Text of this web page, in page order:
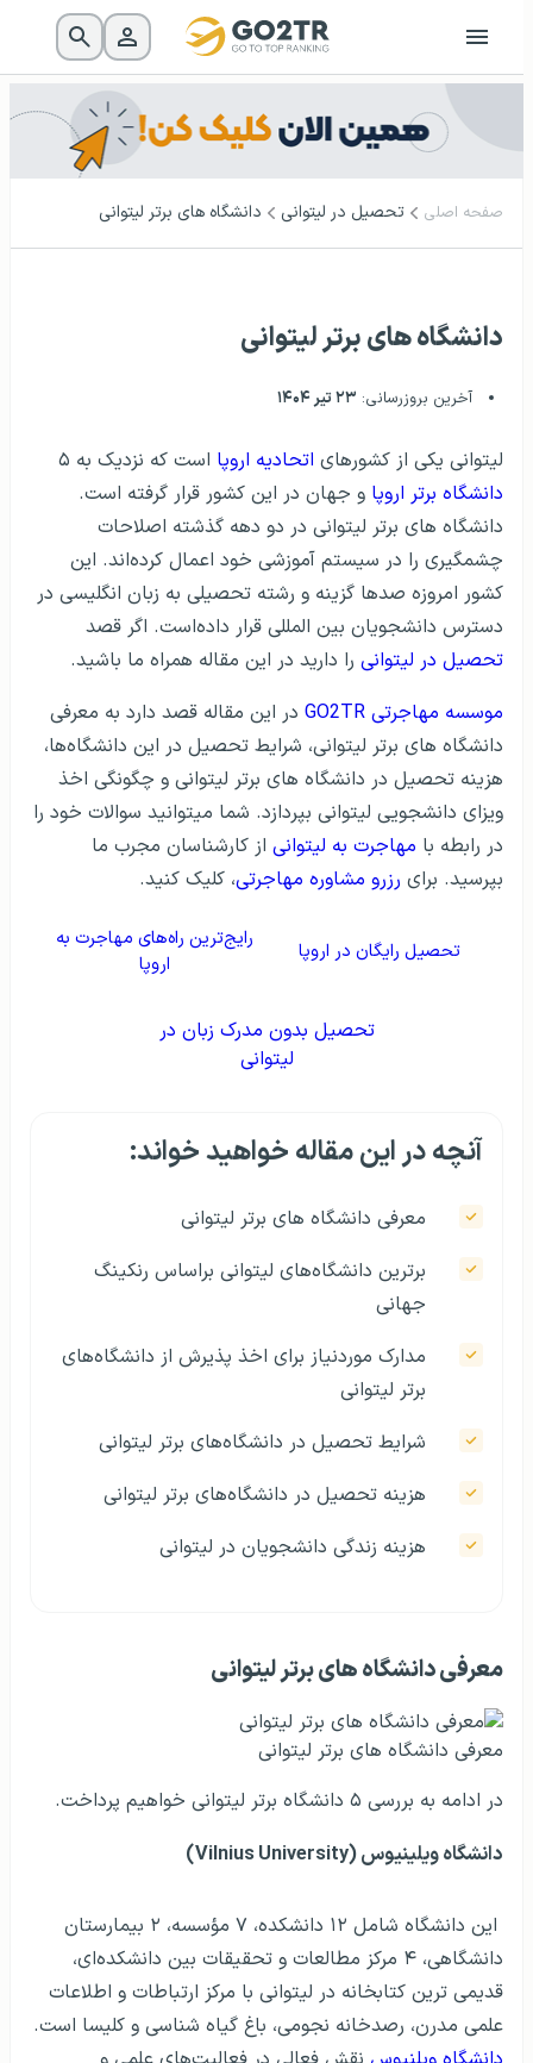
صفحه اصلی تحصیل در لیتوانی دانشگاه های برتر لیتوانی
دانشگاه های برتر لیتوانی
آخرین بروزرسانی: ۲۳ تیر ۱۴۰۴
لیتوانی یکی از کشورهای اتحادیه اروپا است که نزدیک به ۵
دانشگاه برتر اروپا و جهان در این کشور قرار گرفته است.
دانشگاه های برتر لیتوانی در دو دهه گذشته اصلاحات
چشمگیری را در سیستم آموزشی خود اعمال کرده‌اند. این
کشور امروزه صدها گزینه و رشته تحصیلی به زبان انگلیسی در
دسترس دانشجویان بین المللی قرار داده‌است. اگر قصد
تحصیل در لیتوانی را دارید در این مقاله همراه ما باشید.
موسسه مهاجرتی GO2TR
در این مقاله قصد دارد به معرفی
دانشگاه های برتر لیتوانی، شرایط تحصیل در این دانشگاه‌ها،
هزینه تحصیل در دانشگاه‌ های برتر لیتوانی و چگونگی اخذ
ویزای دانشجویی لیتوانی بپردازد. شما میتوانید سوالات خود را
در رابطه با مهاجرت به لیتوانی از کارشناسان مجرب ما
بپرسید. برای رزرو مشاوره مهاجرتی، کلیک کنید.
تحصیل رایگان در اروپا
رایج‌ترین راه‌های مهاجرت به
اروپا
تحصیل بدون مدرک زبان در
لیتوانی
آنچه در این مقاله خواهید خواند:
معرفی دانشگاه های برتر لیتوانی
برترین دانشگاه‌های لیتوانی براساس رنکینگ
جهانی
مدارک موردنیاز برای اخذ پذیرش از دانشگاه‌های
برتر لیتوانی
شرایط تحصیل در دانشگاه‌های برتر لیتوانی
هزینه تحصیل در دانشگاه‌های برتر لیتوانی
هزینه زندگی دانشجویان در لیتوانی
معرفی دانشگاه های برتر لیتوانی
معرفی دانشگاه های برتر لیتوانی
در ادامه به بررسی ۵ دانشگاه برتر لیتوانی خواهیم پرداخت.
دانشگاه ویلینیوس (Vilnius University)
این دانشگاه شامل ۱۲ دانشکده، ۷ مؤسسه، ۲ بیمارستان
دانشگاهی، ۴ مرکز مطالعات و تحقیقات بین دانشکده‌ای،
قدیمی ترین کتابخانه در لیتوانی با مرکز ارتباطات و اطلاعات
علمی مدرن، رصدخانه نجومی، باغ گیاه شناسی و کلیسا است.